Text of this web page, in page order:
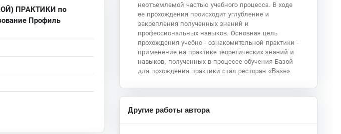
ПРАКТИКИ по
Профиль
неотъемлемой частью учебного процесса. В ходе
ее прохождения происходит углубление и
закрепления полученных знаний и
профессиональных навыков. Основная цель
прохождения учебно - ознакомительной практики -
применение на практике теоретических знаний и
навыков, полученных в процессе обучения Базой
для похождения практики стал ресторан «Base».
Другие работы автора